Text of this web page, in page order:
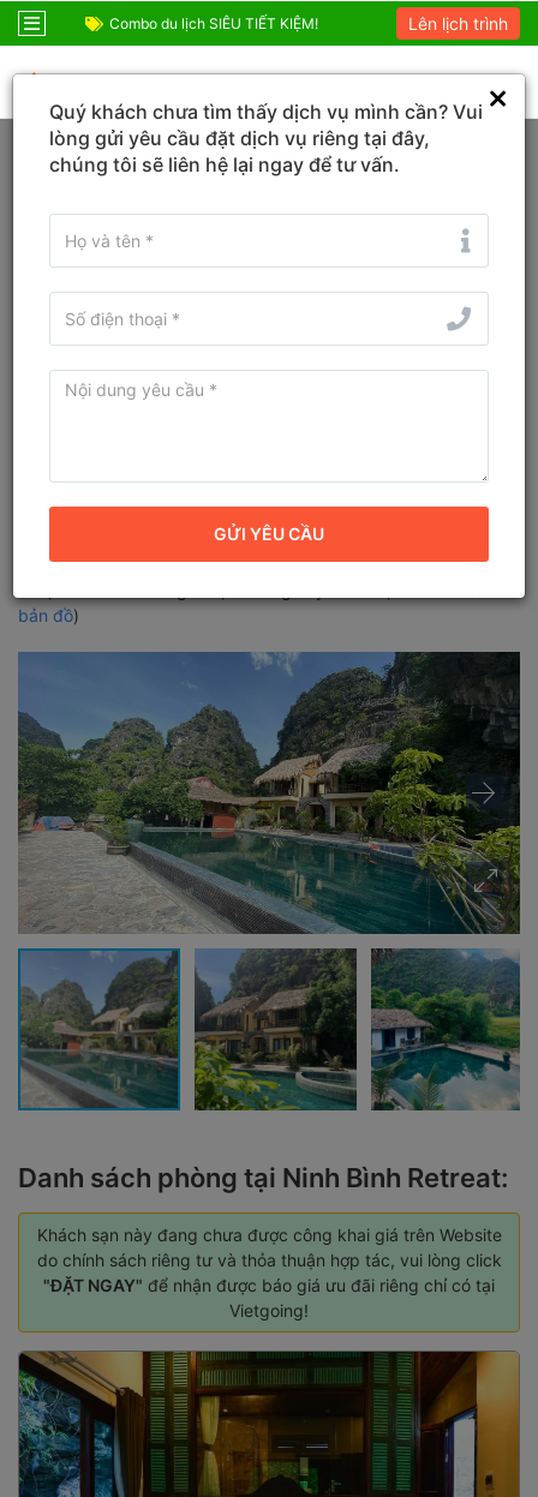
Combo Phú Quốc Giá Cực Sốc Combo du lịch
Lên lịch trình
0931 666 900
Trang chủ Ninh Bình Tây Hoa Lư
Khu nghỉ dưỡng Ninh Bình
Khu nghỉ dưỡng Đánh giá
Trường Yên, Xã Trường Yên, Huyện Hoa Lư, Ninh
bản đồ)
Danh sách phòng tại Ninh Bình Retreat:
Khách sạn này đang chưa được công khai giá trên Website
do chính sách riêng tư và thỏa thuận hợp tác, vui lòng click
"ĐẶT NGAY"để nhận được báo giá ưu đãi riêng chỉ có tại
Vietgoing!
Quý khách chưa tìm thấy dịch vụ mình cần? Vui
lòng gửi yêu cầu đặt dịch vụ riêng tại đây,
chúng tôi sẽ liên hệ lại ngay để tư vấn.